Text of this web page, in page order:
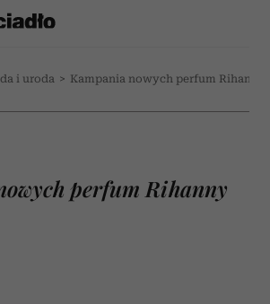
i uroda > Kampania nowych perfum Rihanny
perfum Rihanny